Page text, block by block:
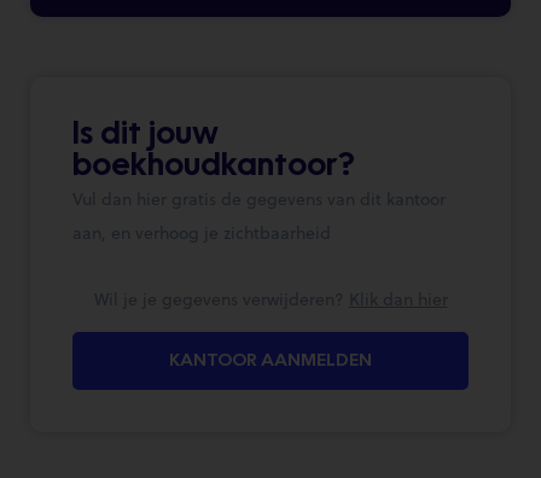
Is dit jouw
boekhoudkantoor?
Vul dan hier gratis de gegevens van dit kantoor
aan, en verhoog je zichtbaarheid
Wil je je gegevens verwijderen? Klik dan hier
KANTOOR AANMELDEN